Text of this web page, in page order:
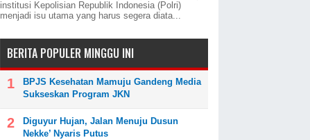
institusi Kepolisian Republik Indonesia (Polri)
menjadi isu utama yang harus segera diata...
BERITA POPULER MINGGU INI
BPJS Kesehatan Mamuju Gandeng Media
Sukseskan Program JKN
Diguyur Hujan, Jalan Menuju Dusun
Nekke’ Nyaris Putus